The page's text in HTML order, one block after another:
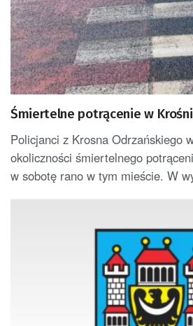
Śmiertelne potrącenie w
Policjanci z Krosna Odrzańskiego
okoliczności śmiertelnego
w sobotę rano w tym mieście. W